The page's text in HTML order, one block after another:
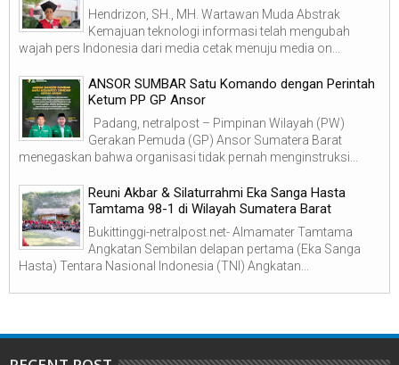
Hendrizon, SH., MH. Wartawan Muda Abstrak
Kemajuan teknologi informasi telah mengubah
wajah pers Indonesia dari media cetak menuju media on...
ANSOR SUMBAR Satu Komando dengan Perintah
Ketum PP GP Ansor
Padang, netralpost – Pimpinan Wilayah (PW)
Gerakan Pemuda (GP) Ansor Sumatera Barat
menegaskan bahwa organisasi tidak pernah menginstruksi...
Reuni Akbar & Silaturrahmi Eka Sanga Hasta
Tamtama 98-1 di Wilayah Sumatera Barat
Bukittinggi-netralpost.net- Almamater Tamtama
Angkatan Sembilan delapan pertama (Eka Sanga
Hasta) Tentara Nasional Indonesia (TNI) Angkatan...